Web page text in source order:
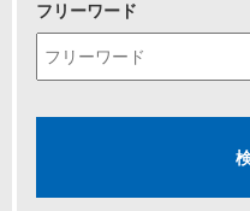
フリーワード